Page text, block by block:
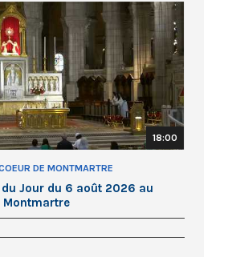
18:00
DE MONTMARTRE
Jour du 6 août 2026 au
Montmartre